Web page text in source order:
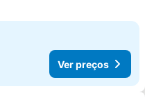
Ver preços